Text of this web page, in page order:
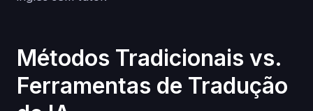
Métodos Tradicionais vs.
Ferramentas de Tradução